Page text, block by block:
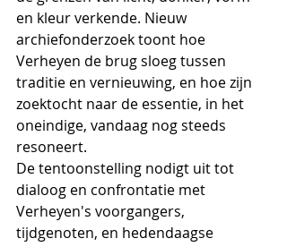
en kleur verkende. Nieuw
archiefonderzoek toont hoe
Verheyen de brug sloeg tussen
traditie en vernieuwing, en hoe zijn
zoektocht naar de essentie, in het
oneindige, vandaag nog steeds
resoneert.
De tentoonstelling nodigt uit tot
dialoog en confrontatie met
Verheyen's voorgangers,
tijdgenoten, en hedendaagse